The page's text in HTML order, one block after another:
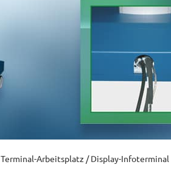
Terminal-Arbeitsplatz / Display-Infoterminal